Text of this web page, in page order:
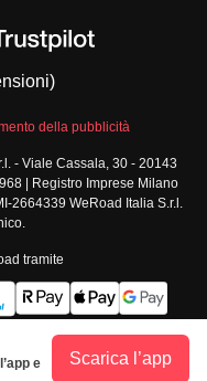
e
Scarica l’app
Contatti
Termini e condizioni
Condizioni generali
standard
Policy annullamento
viaggio
Privacy policy
Security
Governance
Segnalazioni
della pubblicità
- Viale Cassala, 30 - 20143
| Registro Imprese Milano
2664339 WeRoad Italia S.r.l.
tramite